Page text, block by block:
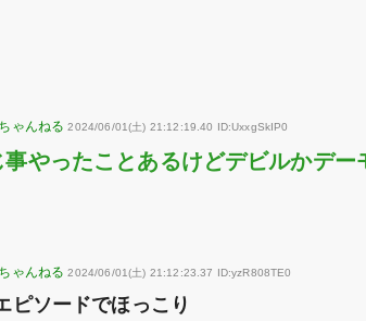
2024/06/01(土) 21:12:19.40 ID:UxxgSkIP0
やったことあるけどデビルかデ
2024/06/01(土) 21:12:23.37 ID:yzR808TE0
ピソードでほっこり